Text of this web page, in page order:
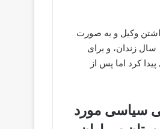
به همراه یعقوب جهانی (جهاندیده) در تاریخ ۲۴ اسفند ۹۵ بدون داشتن وکیل و به صورت
غیر علنی در دادگاه انقلاب سراوان برگزار شده بود که طی آن برای عمادالدین ملازهی حکم ۱۵ سال زندان، و برای
این حکم در دادگاه تجدیدنظر به ۱۰ سال تقلیل پیدا کرد اما پس از
سیاسی مورد